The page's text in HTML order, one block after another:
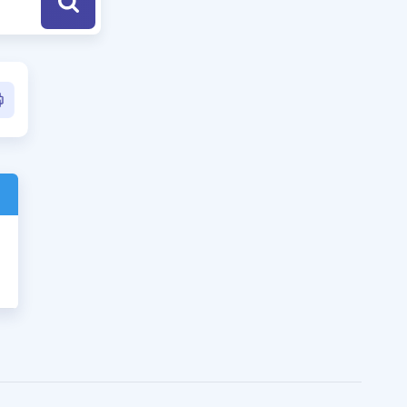
İlgili Haberler